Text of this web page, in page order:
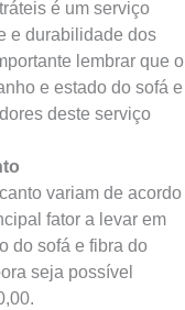
é um serviço
e durabilidade dos
lembrar que o
e estado do sofá e
deste serviço
variam de acordo
fator a levar em
do sofá e fibra do
seja possível